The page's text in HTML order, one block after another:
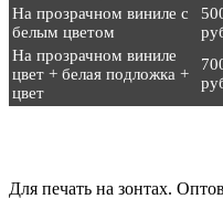
На прозрачном виниле с
белым цветом
На прозрачном виниле
цвет + белая подложка +
цвет
Для печать на зонтах.